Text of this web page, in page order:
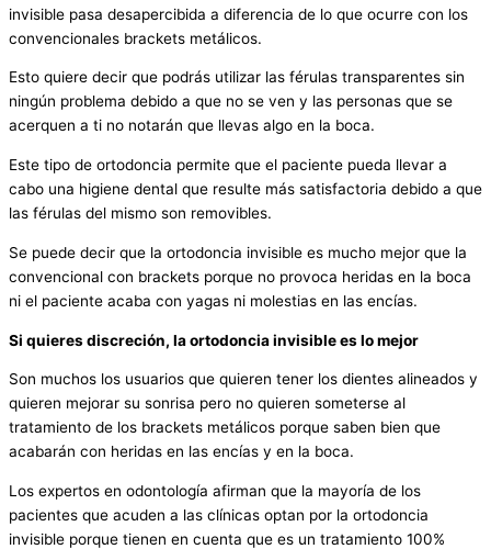
invisible pasa desapercibida a diferencia de lo que ocurre con los
convencionales brackets metálicos.
Esto quiere decir que podrás utilizar las férulas transparentes sin
ningún problema debido a que no se ven y las personas que se
acerquen a ti no notarán que llevas algo en la boca.
Este tipo de ortodoncia permite que el paciente pueda llevar a
cabo una higiene dental que resulte más satisfactoria debido a que
las férulas del mismo son removibles.
Se puede decir que la ortodoncia invisible es mucho mejor que la
convencional con brackets porque no provoca heridas en la boca
ni el paciente acaba con yagas ni molestias en las encías.
Si quieres discreción, la ortodoncia invisible es lo mejor
Son muchos los usuarios que quieren tener los dientes alineados y
quieren mejorar su sonrisa pero no quieren someterse al
tratamiento de los brackets metálicos porque saben bien que
acabarán con heridas en las encías y en la boca.
Los expertos en odontología afirman que la mayoría de los
pacientes que acuden a las clínicas optan por la ortodoncia
invisible porque tienen en cuenta que es un tratamiento 100%